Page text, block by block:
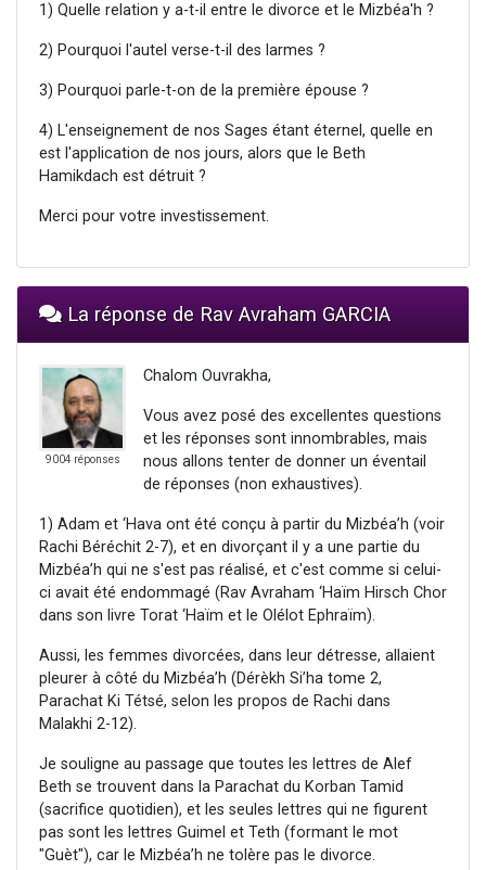
1) Quelle relation y a-t-il entre le divorce et le Mizbéa'h ?
2) Pourquoi l'autel verse-t-il des larmes ?
3) Pourquoi parle-t-on de la première épouse ?
4) L'enseignement de nos Sages étant éternel, quelle en
est l'application de nos jours, alors que le Beth
Hamikdach est détruit ?
Merci pour votre investissement.
La réponse de Rav Avraham GARCIA
9004 réponses
Chalom Ouvrakha,
Vous avez posé des excellentes questions
et les réponses sont innombrables, mais
nous allons tenter de donner un éventail
de réponses (non exhaustives).
1) Adam et ‘Hava ont été conçu à partir du Mizbéa’h (voir
Rachi Béréchit 2-7), et en divorçant il y a une partie du
Mizbéa’h qui ne s'est pas réalisé, et c'est comme si celui-
ci avait été endommagé (Rav Avraham ‘Haïm Hirsch Chor
dans son livre Torat ‘Haïm et le Olélot Ephraïm).
Aussi, les femmes divorcées, dans leur détresse, allaient
pleurer à côté du Mizbéa’h (Dérèkh Si’ha tome 2,
Parachat Ki Tétsé, selon les propos de Rachi dans
Malakhi 2-12).
Je souligne au passage que toutes les lettres de Alef
Beth se trouvent dans la Parachat du Korban Tamid
(sacrifice quotidien), et les seules lettres qui ne figurent
pas sont les lettres Guimel et Teth (formant le mot
"Guèt"), car le Mizbéa’h ne tolère pas le divorce.